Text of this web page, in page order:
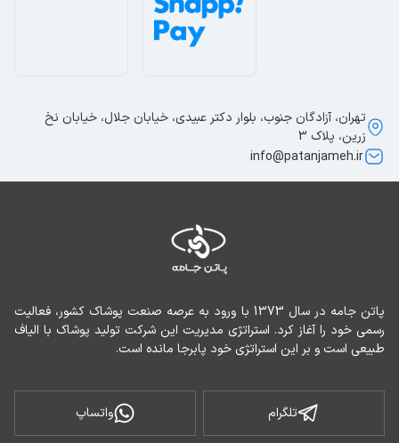
طبیعی است و بر این استراتژی خود پابرجا مانده است.
تلگرام واتساپ
تهران، آزادگان جنوب، بلوار دکتر عبیدی، خیابان جلال، خیابان نخ
زرین، پلاک 3
info@patanjameh.ir